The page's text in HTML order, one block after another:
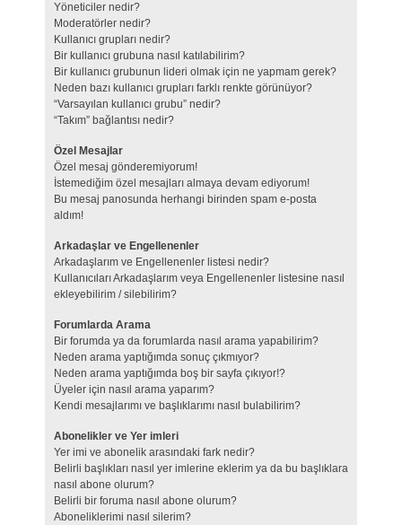
Yöneticiler nedir?
Moderatörler nedir?
Kullanıcı grupları nedir?
Bir kullanıcı grubuna nasıl katılabilirim?
Bir kullanıcı grubunun lideri olmak için ne yapmam gerek?
Neden bazı kullanıcı grupları farklı renkte görünüyor?
“Varsayılan kullanıcı grubu” nedir?
“Takım” bağlantısı nedir?
Özel Mesajlar
Özel mesaj gönderemiyorum!
İstemediğim özel mesajları almaya devam ediyorum!
Bu mesaj panosunda herhangi birinden spam e-posta
aldım!
Arkadaşlar ve Engellenenler
Arkadaşlarım ve Engellenenler listesi nedir?
Kullanıcıları Arkadaşlarım veya Engellenenler listesine nasıl
ekleyebilirim / silebilirim?
Forumlarda Arama
Bir forumda ya da forumlarda nasıl arama yapabilirim?
Neden arama yaptığımda sonuç çıkmıyor?
Neden arama yaptığımda boş bir sayfa çıkıyor!?
Üyeler için nasıl arama yaparım?
Kendi mesajlarımı ve başlıklarımı nasıl bulabilirim?
Abonelikler ve Yer imleri
Yer imi ve abonelik arasındaki fark nedir?
Belirli başlıkları nasıl yer imlerine eklerim ya da bu başlıklara
nasıl abone olurum?
Belirli bir foruma nasıl abone olurum?
Aboneliklerimi nasıl silerim?